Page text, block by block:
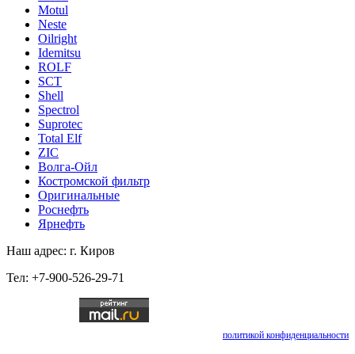
Motul
Neste
Oilright
Idemitsu
ROLF
SCT
Shell
Spectrol
Suprotec
Total Elf
ZIC
Волга-Ойл
Костромской фильтр
Оригинальные
Роснефть
Ярнефть
Наш адрес: г. Киров
Тел: +7-900-526-29-71
политикой конфиденциальности